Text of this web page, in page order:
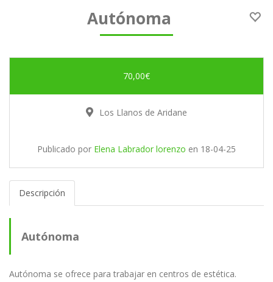
Autónoma
70,00€
Los Llanos de Aridane
Publicado por Elena Labrador lorenzo en 18-04-25
Descripción
Autónoma
Autónoma se ofrece para trabajar en centros de estética.